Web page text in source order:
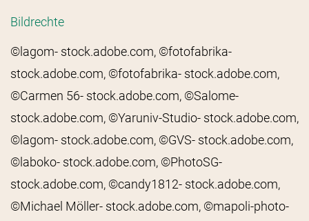
Bildrechte
©lagom- stock.adobe.com, ©fotofabrika-
stock.adobe.com, ©fotofabrika- stock.adobe.com,
©Carmen 56- stock.adobe.com, ©Salome-
stock.adobe.com, ©Yaruniv-Studio- stock.adobe.com,
©lagom- stock.adobe.com, ©GVS- stock.adobe.com,
©laboko- stock.adobe.com, ©PhotoSG-
stock.adobe.com, ©candy1812- stock.adobe.com,
©Michael Möller- stock.adobe.com, ©mapoli-photo-